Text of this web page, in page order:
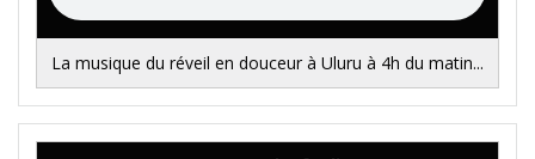
La musique du réveil en douceur à Uluru à 4h du matin...